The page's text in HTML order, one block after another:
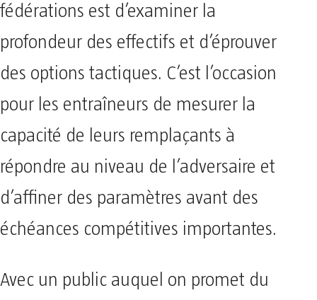
fédérations est d’examiner la
profondeur des effectifs et d’éprouver
des options tactiques. C’est l’occasion
pour les entraîneurs de mesurer la
capacité de leurs remplaçants à
répondre au niveau de l’adversaire et
d’affiner des paramètres avant des
échéances compétitives importantes.
Avec un public auquel on promet du